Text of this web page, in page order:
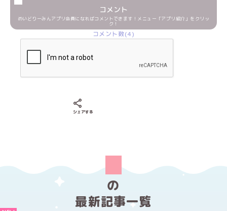
コメント
めいどりーみんアプリ会員になればコメントできます！メニュー「アプリ紹介」をクリッ
ク！
コメント数(4)
シェアする
の
最新記事一覧